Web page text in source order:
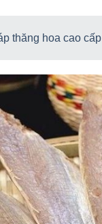
thăng hoa cao cấp